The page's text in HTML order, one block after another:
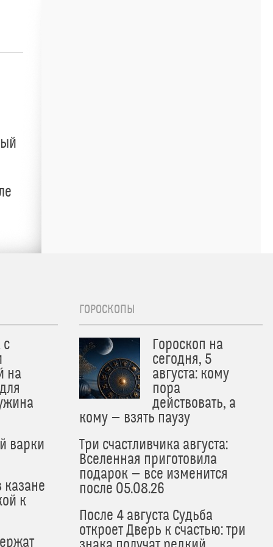
с
на
варки
к
ГОРОСКОПЫ
Гороскоп на
сегодня, 5
августа: кому
пора
действовать, а
кому — взять паузу
Три счастливчика августа:
Вселенная приготовила
подарок — все изменится
после 05.08.26
После 4 августа Судьба
откроет Дверь к счастью: три